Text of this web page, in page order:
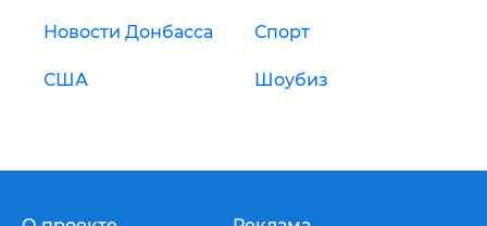
Новости Донбасса Спорт
США Шоубиз